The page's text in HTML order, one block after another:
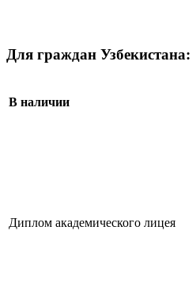
Для граждан Узбекистана:
В наличии
Диплом академического лицея